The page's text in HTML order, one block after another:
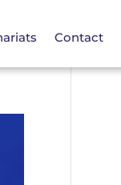
Contact